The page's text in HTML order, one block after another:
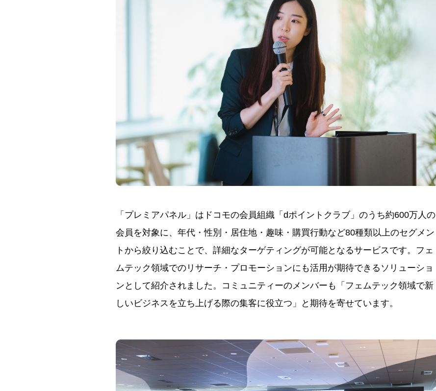
「プレミアパネル」はドコモの会員組織「dポイントクラブ」のうち約600万人の
会員を対象に、年代・性別・居住地・趣味・購買行動など80種類以上のセグメン
トから絞り込むことで、詳細なターゲティングが可能となるサービスです。フェ
ムテック領域でのリサーチ・プロモーションにも活用が期待できるソリューショ
ンとして紹介されました。コミュニティーのメンバーも「フェムテック領域で新
しいビジネスを立ち上げる際の集客に役立つ」と期待を寄せています。